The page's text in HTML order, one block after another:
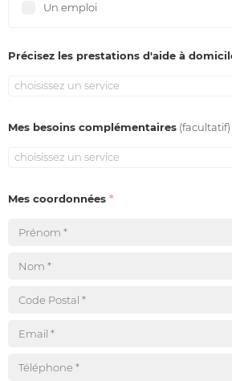
Un emploi
Précisez les prestations d'aide à
choisissez un service
Mes besoins complémentaires
choisissez un service
Mes coordonnées